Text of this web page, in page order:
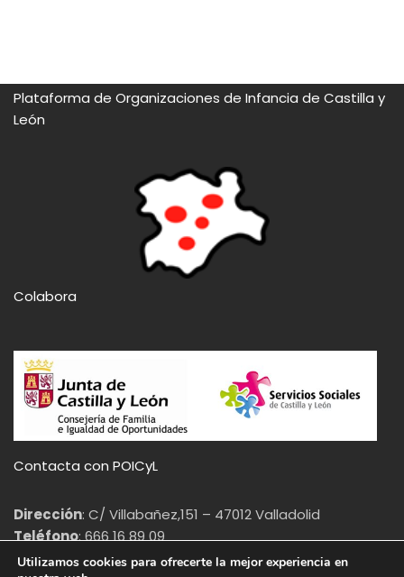
Plataforma de Organizaciones de Infancia de Castilla y
León
Colabora
Contacta con POICyL
Dirección: C/ Villabañez,151 – 47012 Valladolid
Teléfono: 666 16 89 09
Email: info@poicyl.org
Utilizamos cookies para ofrecerte la mejor experiencia en